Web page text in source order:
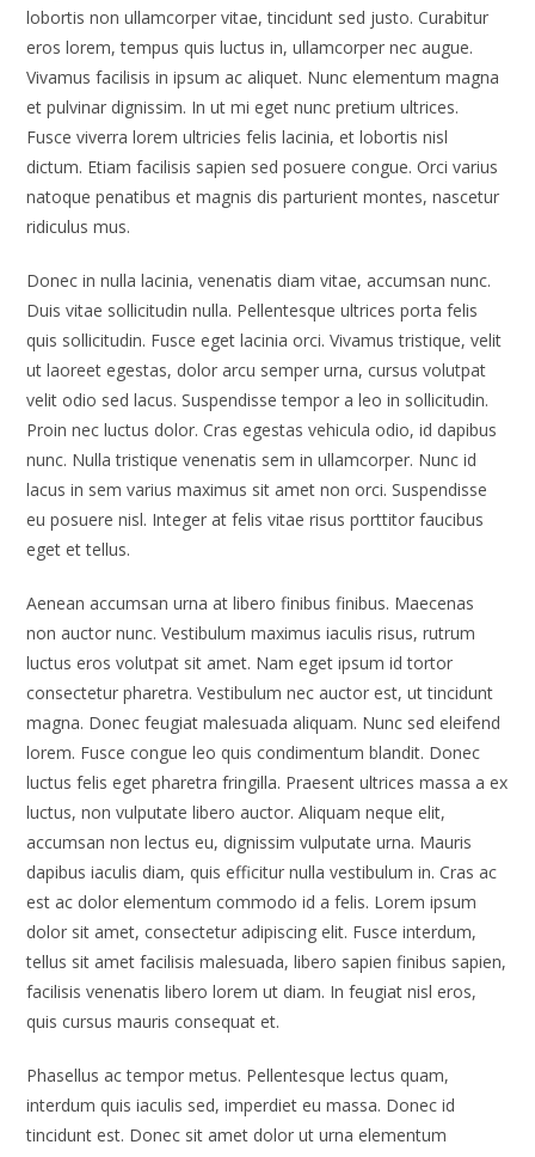
lobortis non ullamcorper vitae, tincidunt sed justo. Curabitur
eros lorem, tempus quis luctus in, ullamcorper nec augue.
Vivamus facilisis in ipsum ac aliquet. Nunc elementum magna
et pulvinar dignissim. In ut mi eget nunc pretium ultrices.
Fusce viverra lorem ultricies felis lacinia, et lobortis nisl
dictum. Etiam facilisis sapien sed posuere congue. Orci varius
natoque penatibus et magnis dis parturient montes, nascetur
ridiculus mus.
Donec in nulla lacinia, venenatis diam vitae, accumsan nunc.
Duis vitae sollicitudin nulla. Pellentesque ultrices porta felis
quis sollicitudin. Fusce eget lacinia orci. Vivamus tristique, velit
ut laoreet egestas, dolor arcu semper urna, cursus volutpat
velit odio sed lacus. Suspendisse tempor a leo in sollicitudin.
Proin nec luctus dolor. Cras egestas vehicula odio, id dapibus
nunc. Nulla tristique venenatis sem in ullamcorper. Nunc id
lacus in sem varius maximus sit amet non orci. Suspendisse
eu posuere nisl. Integer at felis vitae risus porttitor faucibus
eget et tellus.
Aenean accumsan urna at libero finibus finibus. Maecenas
non auctor nunc. Vestibulum maximus iaculis risus, rutrum
luctus eros volutpat sit amet. Nam eget ipsum id tortor
consectetur pharetra. Vestibulum nec auctor est, ut tincidunt
magna. Donec feugiat malesuada aliquam. Nunc sed eleifend
lorem. Fusce congue leo quis condimentum blandit. Donec
luctus felis eget pharetra fringilla. Praesent ultrices massa a ex
luctus, non vulputate libero auctor. Aliquam neque elit,
accumsan non lectus eu, dignissim vulputate urna. Mauris
dapibus iaculis diam, quis efficitur nulla vestibulum in. Cras ac
est ac dolor elementum commodo id a felis. Lorem ipsum
dolor sit amet, consectetur adipiscing elit. Fusce interdum,
tellus sit amet facilisis malesuada, libero sapien finibus sapien,
facilisis venenatis libero lorem ut diam. In feugiat nisl eros,
quis cursus mauris consequat et.
Phasellus ac tempor metus. Pellentesque lectus quam,
interdum quis iaculis sed, imperdiet eu massa. Donec id
tincidunt est. Donec sit amet dolor ut urna elementum